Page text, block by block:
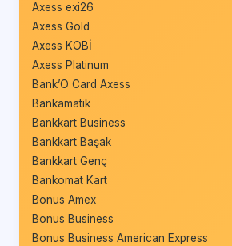
Axess exi26
Axess Gold
Axess KOBİ
Axess Platinum
Bank’O Card Axess
Bankamatik
Bankkart Business
Bankkart Başak
Bankkart Genç
Bankomat Kart
Bonus Amex
Bonus Business
Bonus Business American Express